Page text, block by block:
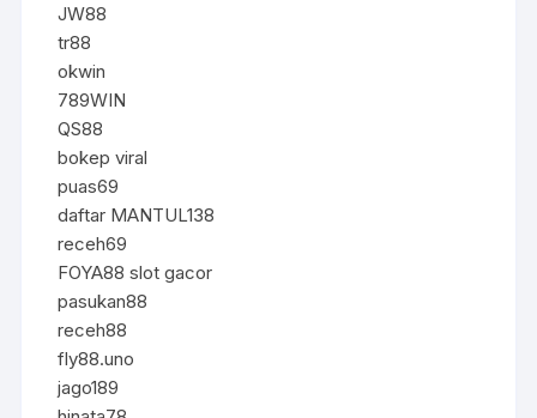
JW88
tr88
okwin
789WIN
QS88
bokep viral
puas69
daftar MANTUL138
receh69
FOYA88 slot gacor
pasukan88
receh88
fly88.uno
jago189